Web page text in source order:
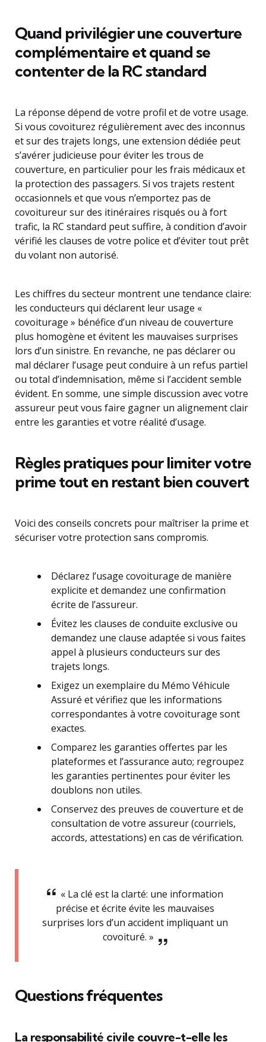
Quand privilégier une couverture
complémentaire et quand se
contenter de la RC standard
La réponse dépend de votre profil et de votre usage.
Si vous covoiturez régulièrement avec des inconnus
et sur des trajets longs, une extension dédiée peut
s’avérer judicieuse pour éviter les trous de
couverture, en particulier pour les frais médicaux et
la protection des passagers. Si vos trajets restent
occasionnels et que vous n’emportez pas de
covoitureur sur des itinéraires risqués ou à fort
trafic, la RC standard peut suffire, à condition d’avoir
vérifié les clauses de votre police et d’éviter tout prêt
du volant non autorisé.
Les chiffres du secteur montrent une tendance claire:
les conducteurs qui déclarent leur usage «
covoiturage » bénéfice d’un niveau de couverture
plus homogène et évitent les mauvaises surprises
lors d’un sinistre. En revanche, ne pas déclarer ou
mal déclarer l’usage peut conduire à un refus partiel
ou total d’indemnisation, même si l’accident semble
évident. En somme, une simple discussion avec votre
assureur peut vous faire gagner un alignement clair
entre les garanties et votre réalité d’usage.
Règles pratiques pour limiter votre
prime tout en restant bien couvert
Voici des conseils concrets pour maîtriser la prime et
sécuriser votre protection sans compromis.
Déclarez l’usage covoiturage de manière
explicite et demandez une confirmation
écrite de l’assureur.
Évitez les clauses de conduite exclusive ou
demandez une clause adaptée si vous faites
appel à plusieurs conducteurs sur des
trajets longs.
Exigez un exemplaire du Mémo Véhicule
Assuré et vérifiez que les informations
correspondantes à votre covoiturage sont
exactes.
Comparez les garanties offertes par les
plateformes et l’assurance auto; regroupez
les garanties pertinentes pour éviter les
doublons non utiles.
Conservez des preuves de couverture et de
consultation de votre assureur (courriels,
accords, attestations) en cas de vérification.
« La clé est la clarté: une information
précise et écrite évite les mauvaises
surprises lors d’un accident impliquant un
covoituré. »
Questions fréquentes
La responsabilité civile couvre-t-elle les